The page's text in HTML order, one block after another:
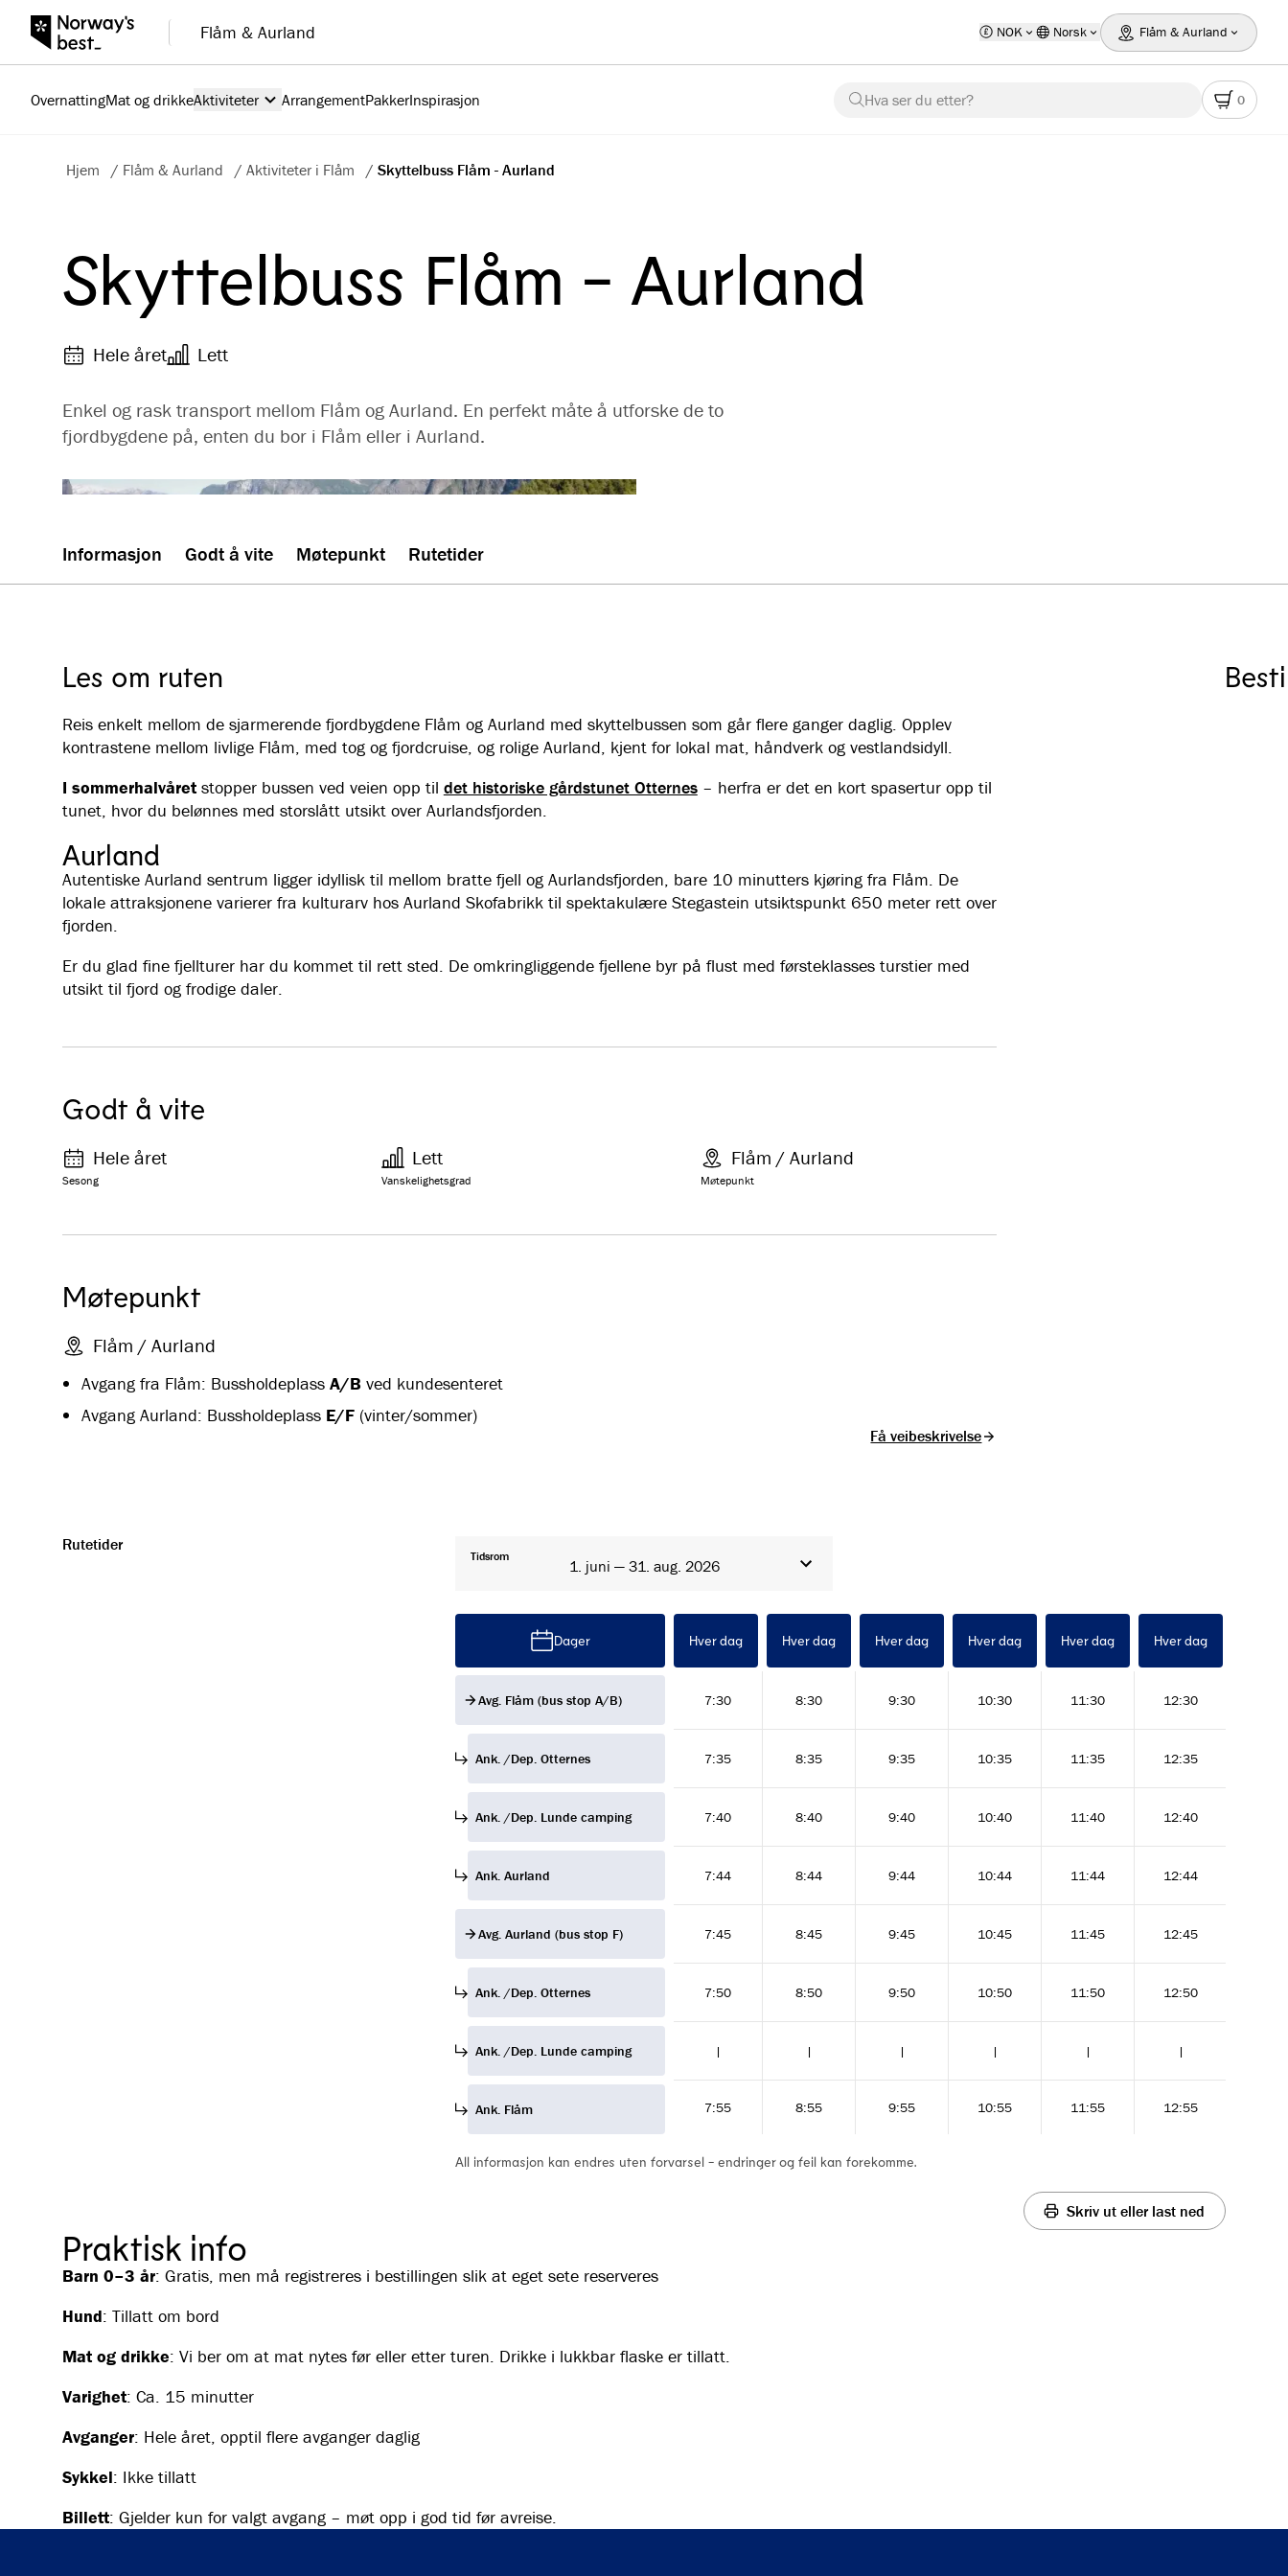
Flåm & Aurland NOK Norsk Flåm & Aurland
OvernattingMat og drikkeAktiviteter ArrangementPakkerInspirasjon Hva ser du etter? 0
Hjem / Flåm & Aurland / Aktiviteter i Flåm / Skyttelbuss Flåm - Aurland
Skyttelbuss Flåm - Aurland
Hele året Lett
Enkel og rask transport mellom Flåm og Aurland. En perfekt måte å utforske de to
fjordbygdene på, enten du bor i Flåm eller i Aurland.
Informasjon Godt å vite Møtepunkt Rutetider
Les om ruten
Reis enkelt mellom de sjarmerende fjordbygdene Flåm og Aurland med skyttelbussen som går flere ganger daglig. Opplev
kontrastene mellom livlige Flåm, med tog og fjordcruise, og rolige Aurland, kjent for lokal mat, håndverk og vestlandsidyll.
I sommerhalvåretstopper bussen ved veien opp til det historiske gårdstunet Otternes– herfra er det en kort spasertur opp til
tunet, hvor du belønnes med storslått utsikt over Aurlandsfjorden.
Aurland
Autentiske Aurland sentrum ligger idyllisk til mellom bratte fjell og Aurlandsfjorden, bare 10 minutters kjøring fra Flåm. De
lokale attraksjonene varierer fra kulturarv hos Aurland Skofabrikk til spektakulære Stegastein utsiktspunkt 650 meter rett over
fjorden.
Er du glad fine fjellturer har du kommet til rett sted. De omkringliggende fjellene byr på flust med førsteklasses turstier med
utsikt til fjord og frodige daler.
Godt å vite
Sesong
Hele året
Vanskelighetsgrad
Lett
Møtepunkt
Flåm / Aurland
Møtepunkt
Flåm / Aurland
Avgang fra Flåm: Bussholdeplass A/B ved kundesenteret
Avgang Aurland: Bussholdeplass E/F (vinter/sommer)
Få veibeskrivelse
Rutetider
Tidsrom
1. juni — 31. aug. 2026
Dager Hver dag Hver dag Hver dag Hver dag Hver dag Hver dag
Avg. Flåm (bus stop A/B) 7:30 8:30 9:30 10:30 11:30 12:30
Ank. /Dep. Otternes 7:35 8:35 9:35 10:35 11:35 12:35
Ank. /Dep. Lunde camping 7:40 8:40 9:40 10:40 11:40 12:40
Ank. Aurland 7:44 8:44 9:44 10:44 11:44 12:44
Avg. Aurland (bus stop F) 7:45 8:45 9:45 10:45 11:45 12:45
Ank. /Dep. Otternes 7:50 8:50 9:50 10:50 11:50 12:50
Ank. /Dep. Lunde camping | | | | | |
Ank. Flåm 7:55 8:55 9:55 10:55 11:55 12:55
All informasjon kan endres uten forvarsel - endringer og feil kan forekomme.
Skriv ut eller last ned
Praktisk info
Barn 0–3 år: Gratis, men må registreres i bestillingen slik at eget sete reserveres
Hund: Tillatt om bord
Mat og drikke: Vi ber om at mat nytes før eller etter turen. Drikke i lukkbar flaske er tillatt.
Varighet: Ca. 15 minutter
Avganger: Hele året, opptil flere avganger daglig
Sykkel: Ikke tillatt
Billett: Gjelder kun for valgt avgang – møt opp i god tid før avreise.